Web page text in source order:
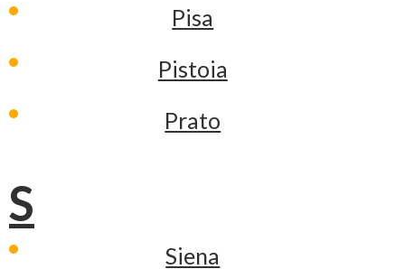
Pisa
Pistoia
Prato
S
Siena